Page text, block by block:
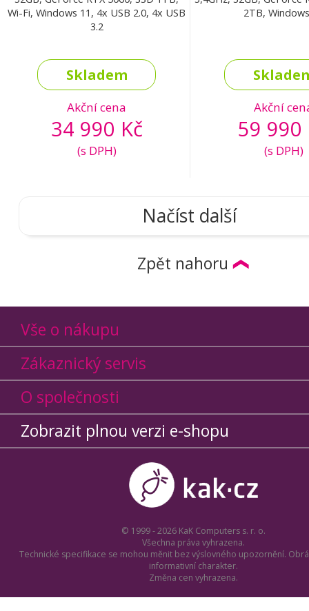
Wi-Fi, Windows 11, 4x USB 2.0, 4x USB
3.2
Skladem
Akční cena
34 990 Kč
(s DPH)
2TB,
Akční
59 990
(s DPH)
Načíst další
Zpět nahoru
Vše o nákupu
Zákaznický servis
O společnosti
Zobrazit plnou verzi e-shopu
© 1999 - 2026 KaK Computers s. r. o.
Všechna práva vyhrazena.
Technické specifikace se mohou měnit bez výslovného upozornění.
informativní charakter.
Změna cen vyhrazena.